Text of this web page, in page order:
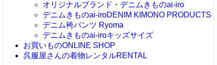
オリジナルブランド・デニムきものai-iro
デニムきものai-iroDENIM KIMONO PRODUCTS
デニム袴パンツ Ryoma
デニムきものai-iroキッズサイズ
お買いものONLINE SHOP
呉服屋さんの着物レンタルRENTAL